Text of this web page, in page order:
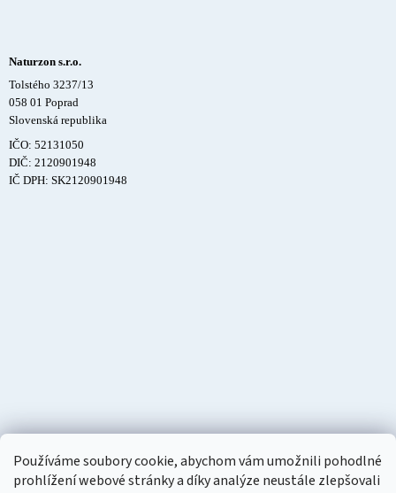
Používáme soubory cookie, abychom vám umožnili pohodlné
prohlížení webové stránky a díky analýze neustále zlepšovali
Naturzon s.r.o.
Tolstého 3237/13
058 01 Poprad
Slovenská republika
IČO: 52131050
DIČ: 2120901948
IČ DPH: SK2120901948